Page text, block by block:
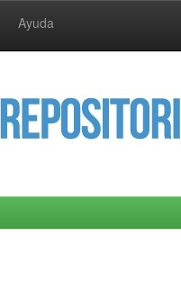
Ayuda